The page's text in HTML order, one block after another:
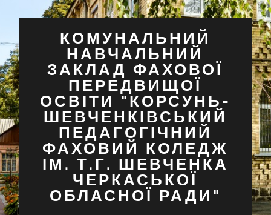
КОМУНАЛЬНИЙ
НАВЧАЛЬНИЙ
ЗАКЛАД ФАХОВОЇ
ПЕРЕДВИЩОЇ
ОСВІТИ "КОРСУНЬ-
ШЕВЧЕНКІВСЬКИЙ
ПЕДАГОГІЧНИЙ
ФАХОВИЙ КОЛЕДЖ
ІМ. Т.Г. ШЕВЧЕНКА
ЧЕРКАСЬКОЇ
ОБЛАСНОЇ РАДИ"